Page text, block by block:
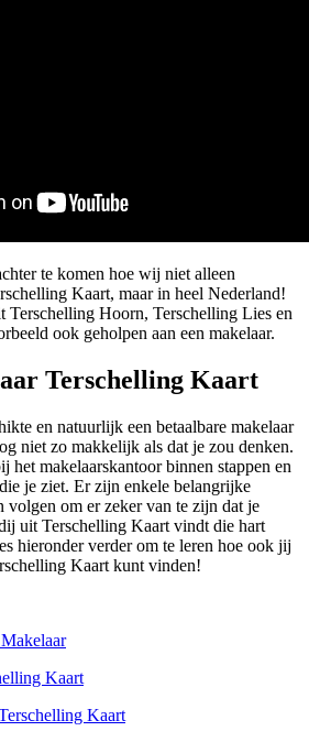
te komen hoe wij niet alleen
Kaart, maar in heel Nederland!
Terschelling Hoorn, Terschelling Lies en
ook geholpen aan een makelaar.
Terschelling Kaart
en natuurlijk een betaalbare makelaar
niet zo makkelijk als dat je zou denken.
het makelaarskantoor binnen stappen en
je ziet. Er zijn enkele belangrijke
volgen om er zeker van te zijn dat je
uit Terschelling Kaart vindt die hart
hieronder verder om te leren hoe ook jij
Kaart kunt vinden!
Kaart
Kaart